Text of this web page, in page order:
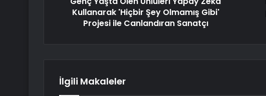
Kullanarak 'Hiçbir Şey Olmamış Gibi'
Projesi ile Canlandıran Sanatçı
İlgili Makaleler